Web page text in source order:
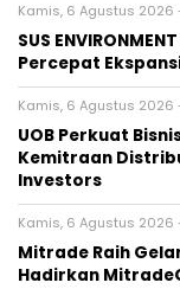
Kamis, 6 Agustus 2026
SUS
Percepat
Kamis, 6 Agustus 2026
UOB Perkuat
Kemitraan
Investors
Kamis, 6 Agustus 2026
Mitrade Raih
Hadirkan